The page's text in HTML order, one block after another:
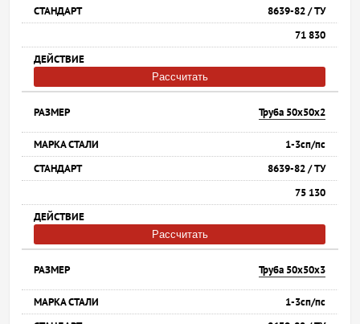
8639-82 / ТУ
71 830
Рассчитать
Труба 50х50х2
1-3сп/пс
8639-82 / ТУ
75 130
Рассчитать
Труба 50х50х3
1-3сп/пс